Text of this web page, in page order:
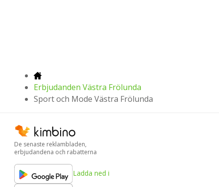
Erbjudanden Västra Frölunda
Sport och Mode Västra Frölunda
De senaste reklambladen,
erbjudandena och rabatterna
Ladda ned i